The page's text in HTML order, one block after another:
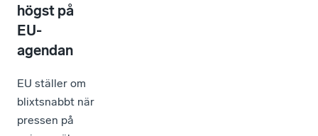
högst på
EU-
agendan
EU ställer om
blixtsnabbt när
pressen på